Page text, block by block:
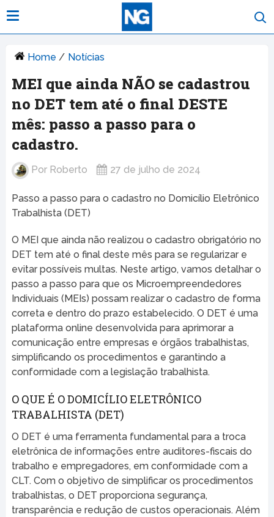
Home / Notícias
MEI que ainda NÃO se cadastrou
no DET tem até o final DESTE
mês: passo a passo para o
cadastro.
Por Roberto 27 de julho de 2024
Passo a passo para o cadastro no Domicílio Eletrônico
Trabalhista (DET)
O MEI que ainda não realizou o cadastro obrigatório no
DET tem até o final deste mês para se regularizar e
evitar possíveis multas. Neste artigo, vamos detalhar o
passo a passo para que os Microempreendedores
Individuais (MEIs) possam realizar o cadastro de forma
correta e dentro do prazo estabelecido. O DET é uma
plataforma online desenvolvida para aprimorar a
comunicação entre empresas e órgãos trabalhistas,
simplificando os procedimentos e garantindo a
conformidade com a legislação trabalhista.
O QUE É O DOMICÍLIO ELETRÔNICO
TRABALHISTA (DET)
O DET é uma ferramenta fundamental para a troca
eletrônica de informações entre auditores-fiscais do
trabalho e empregadores, em conformidade com a
CLT. Com o objetivo de simplificar os procedimentos
trabalhistas, o DET proporciona segurança,
transparência e redução de custos operacionais. Além